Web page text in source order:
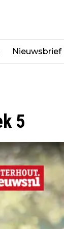
Nieuwsbrief
5